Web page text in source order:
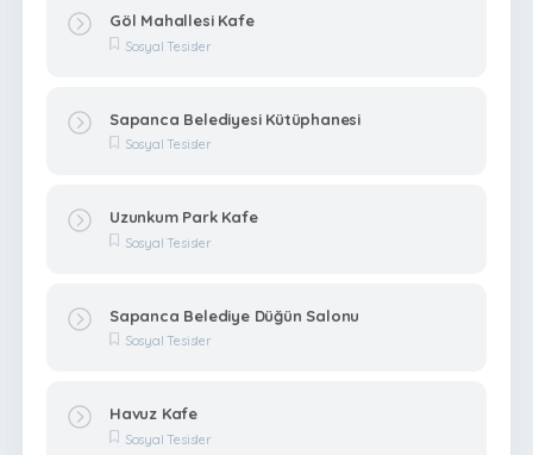
Göl Mahallesi Kafe
Sosyal Tesisler
Sapanca Belediyesi Kütüphanesi
Sosyal Tesisler
Uzunkum Park Kafe
Sosyal Tesisler
Sapanca Belediye Düğün Salonu
Sosyal Tesisler
Havuz Kafe
Sosyal Tesisler